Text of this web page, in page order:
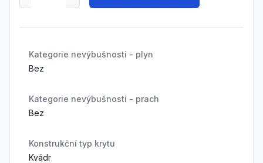
Kategorie nevýbušnosti - plyn
Bez
Kategorie nevýbušnosti - prach
Bez
Konstrukční typ krytu
Kvádr